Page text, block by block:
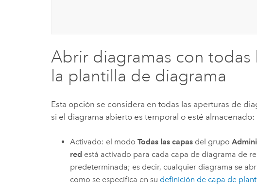
Abrir diagramas con todas
la plantilla de diagrama
Esta opción se considera en todas las aperturas de
si el diagrama abierto es temporal o esté almacenado:
Activado: el modo Todas las capasdel grupo
red está activado para cada capa de diagrama de
predeterminada; es decir, cualquier diagrama se
como se especifica en su definición de capa de